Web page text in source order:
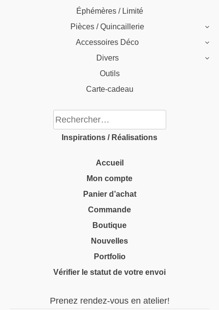
Éphémères / Limité
Pièces / Quincaillerie
Accessoires Déco
Divers
Outils
Carte-cadeau
Rechercher :
Inspirations / Réalisations
Accueil
Mon compte
Panier d’achat
Commande
Boutique
Nouvelles
Portfolio
Vérifier le statut de votre envoi
Prenez rendez-vous en atelier!